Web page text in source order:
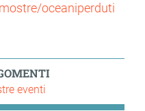
oceaniperduti
eventi